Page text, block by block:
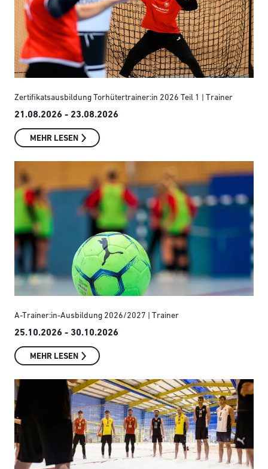
Zertifikatsausbildung Torhütertrainer:in 2026 Teil 1 | Trainer
21.08.2026 - 23.08.2026
MEHR LESEN
A-Trainer:in-Ausbildung 2026/2027 | Trainer
25.10.2026 - 30.10.2026
MEHR LESEN